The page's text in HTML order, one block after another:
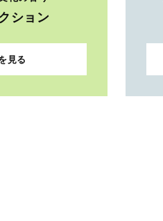
ション
見る